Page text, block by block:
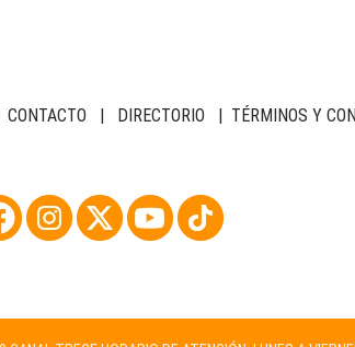
CONTACTO | DIRECTORIO | TÉRMINOS Y